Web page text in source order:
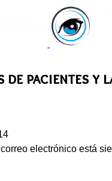
de pacientes
electrónico está